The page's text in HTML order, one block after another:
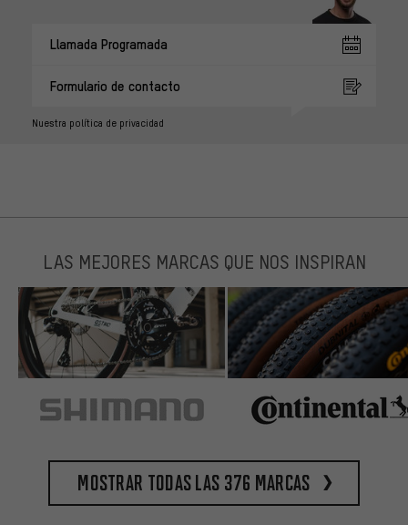
Llamada Programada
Formulario de contacto
Nuestra política de privacidad
LAS MEJORES MARCAS QUE NOS INSPIRAN
Mostrar todas las 376 marcas